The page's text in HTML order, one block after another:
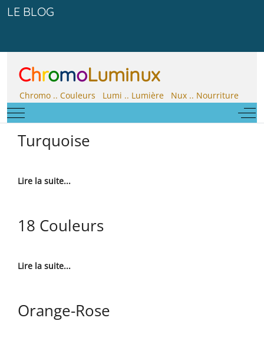
LE BLOG
ChromoLuminux
Chromo .. Couleurs Lumi .. Lumière Nux .. Nourriture
Mobile Menu Toggle
Off-
Turquoise
Lire la suite...
18 Couleurs
Lire la suite...
Orange-Rose